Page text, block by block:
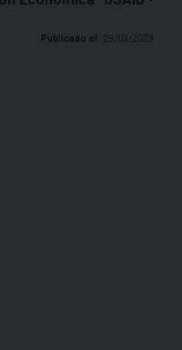
Publicado el: 29/03/2023